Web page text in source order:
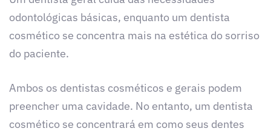
odontológicas básicas, enquanto um dentista
cosmético se concentra mais na estética do sorriso
do paciente.
Ambos os dentistas cosméticos e gerais podem
preencher uma cavidade. No entanto, um dentista
cosmético se concentrará em como seus dentes